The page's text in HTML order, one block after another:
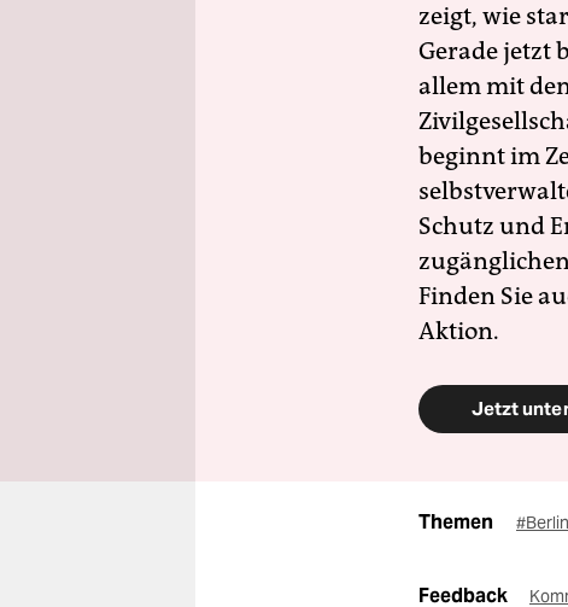
zeigt, wie
Gerade jetzt
allem mit
beginnt im
Schutz und
Finden Sie
Aktion.
Jetzt
Themen
Feedback